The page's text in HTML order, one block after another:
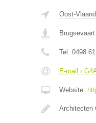
Oost-
Tel: 0498
E-mail ›
Website:
Architecten